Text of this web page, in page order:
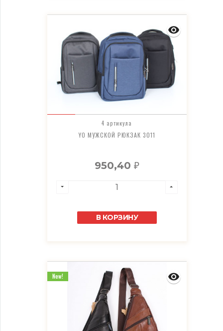
4 артикула
YO МУЖСКОЙ РЮКЗАК 3011
950,40 ₽
В КОРЗИНУ
New!